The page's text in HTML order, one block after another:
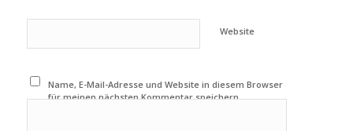
Website
Name, E-Mail-Adresse und Website in diesem Browser
für meinen nächsten Kommentar speichern.